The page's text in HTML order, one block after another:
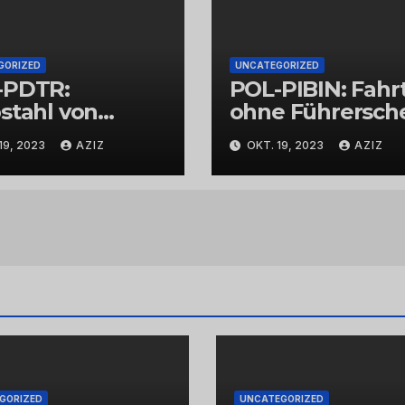
von
2023 AZIZ
UNCATEGORIZED
POL-PIBIN:
ohne
und unter
von Drogen
OKT. 19, 2023 AZIZ
UNCATEGORIZED